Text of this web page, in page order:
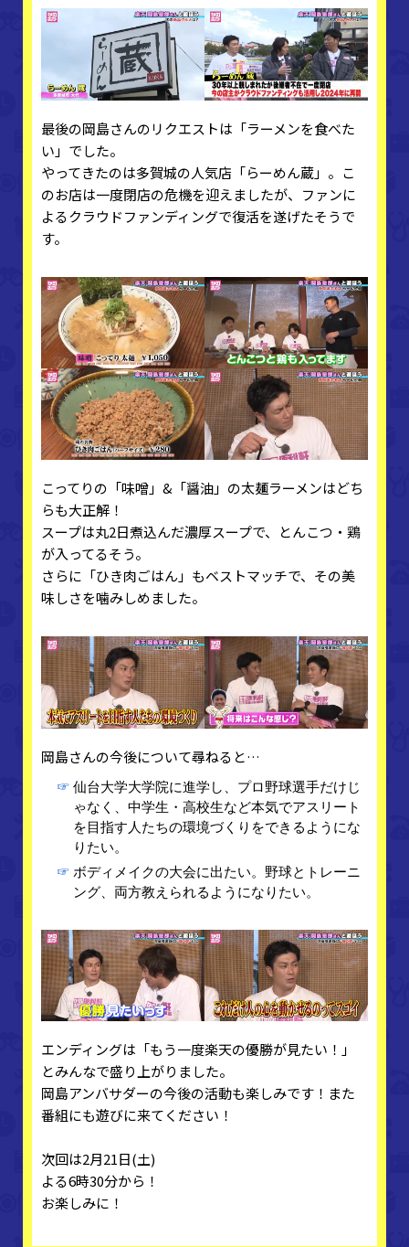
最後の岡島さんのリクエストは「ラーメンを食べた
い」でした。
やってきたのは多賀城の人気店「らーめん蔵」。こ
のお店は一度閉店の危機を迎えましたが、ファンに
よるクラウドファンディングで復活を遂げたそうで
す。
こってりの「味噌」&「醤油」の太麺ラーメンはどち
らも大正解！
スープは丸2日煮込んだ濃厚スープで、とんこつ・鶏
が入ってるそう。
さらに「ひき肉ごはん」もベストマッチで、その美
味しさを噛みしめました。
岡島さんの今後について尋ねると…
☞ 仙台大学大学院に進学し、プロ野球選手だけじ
ゃなく、中学生・高校生など本気でアスリート
を目指す人たちの環境づくりをできるようにな
りたい。
☞ ボディメイクの大会に出たい。野球とトレーニ
ング、両方教えられるようになりたい。
エンディングは「もう一度楽天の優勝が見たい！」
とみんなで盛り上がりました。
岡島アンバサダーの今後の活動も楽しみです！また
番組にも遊びに来てください！
次回は2月21日(土)
よる6時30分から！
お楽しみに！